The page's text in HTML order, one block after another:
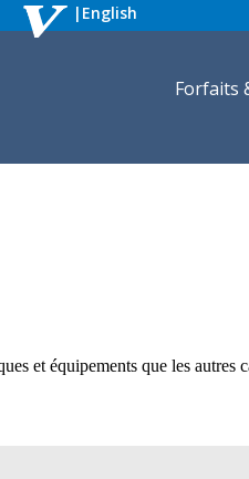
| English
Forfaits
et équipements que les